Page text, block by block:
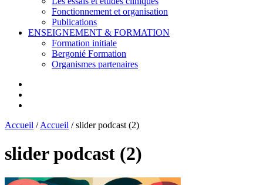
Fonctionnement et organisation
Publications
ENSEIGNEMENT & FORMATION
Formation initiale
Bergonié Formation
Organismes partenaires
Accueil /Accueil /slider podcast (2)
slider podcast (2)